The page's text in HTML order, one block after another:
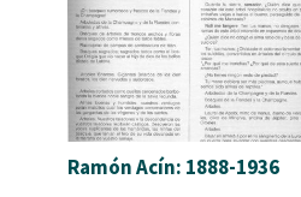
Ramón Acín: 1888-1936